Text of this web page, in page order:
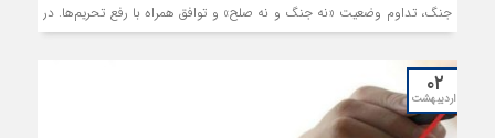
جنگ، تداوم وضعیت «نه جنگ و نه صلح» و توافق همراه با رفع تحریم‌ها. در
سناریوی جنگ، اقتصاد با شوکی دوباره مواجه می‌شود، رشد اقتصادی کاهش
می‌یابد و بیکاری و تورم افزایش می‌یابند. در سناریوی «نه جنگ و نه صلح»،
اگرچه درگیری مستقیم وجود ندارد، اما نااطمینانی بالا مانع سرمایه‌گذاری و
برنامه‌ریزی بلندمدت می‌شود. رشد اقتصادی محدود و ناپایدار باقی می‌ماند،
۰۲
اردیبهشت